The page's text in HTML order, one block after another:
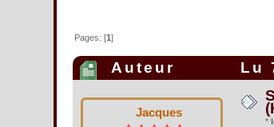
Pages: [1]
Auteur Lu
Jacques
*